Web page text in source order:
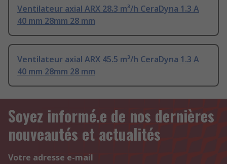
Ventilateur axial ARX 28.3 m³/h CeraDyna 1.3 A
40 mm 28mm 28 mm
Ventilateur axial ARX 45.5 m³/h CeraDyna 1.3 A
40 mm 28mm 28 mm
Soyez informé.e de nos dernières
nouveautés et actualités
Votre adresse e-mail